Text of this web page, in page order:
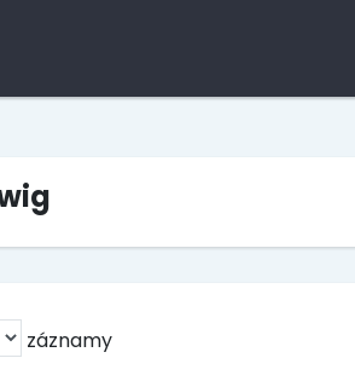
záznamy